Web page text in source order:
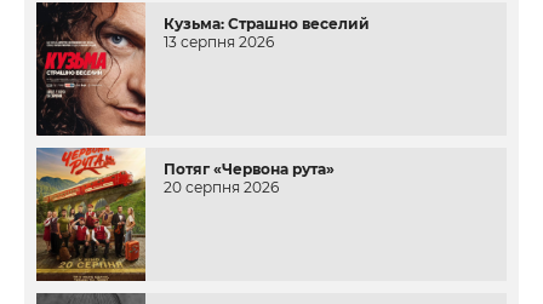
Кузьма: Страшно веселий
13 серпня 2026
Потяг «Червона рута»
20 серпня 2026